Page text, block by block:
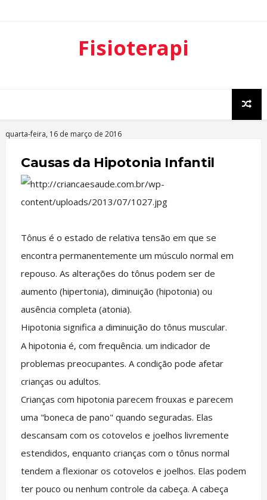
Fisioterapi
onal
quarta-feira, 16 de março de 2016
Causas da Hipotonia Infantil
Tônus é o estado de relativa tensão em que se
encontra permanentemente um músculo normal em
repouso. As alterações do tônus podem ser de
aumento (hipertonia), diminuição (hipotonia) ou
ausência completa (atonia).
Hipotonia significa a diminuição do tônus muscular.
A hipotonia é, com frequência. um indicador de
problemas preocupantes. A condição pode afetar
crianças ou adultos.
Crianças com hipotonia parecem frouxas e parecem
uma "boneca de pano" quando seguradas. Elas
descansam com os cotovelos e joelhos livremente
estendidos, enquanto crianças com o tônus normal
tendem a flexionar os cotovelos e joelhos. Elas podem
ter pouco ou nenhum controle da cabeça. A cabeça